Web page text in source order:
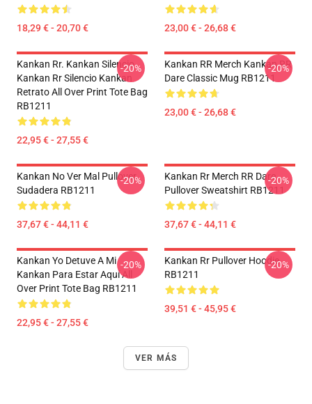
18,29 € - 20,70 € 23,00 € - 26,68 €
Kankan Rr. Kankan Silencio
Kankan Rr Silencio Kankan
Retrato All Over Print Tote Bag
RB1211
22,95 € - 27,55 €
-20%
Kankan RR Merch Kankan RR
Dare Classic Mug RB1211
23,00 € - 26,68 €
-20%
Kankan No Ver Mal Pullover
Sudadera RB1211
37,67 € - 44,11 €
-20%
Kankan Rr Merch RR Dare
Pullover Sweatshirt RB1211
37,67 € - 44,11 €
-20%
Kankan Yo Detuve A Mi
Kankan Para Estar Aquí All
Over Print Tote Bag RB1211
22,95 € - 27,55 €
-20%
Kankan Rr Pullover Hoodie
RB1211
39,51 € - 45,95 €
-20%
VER MÁS